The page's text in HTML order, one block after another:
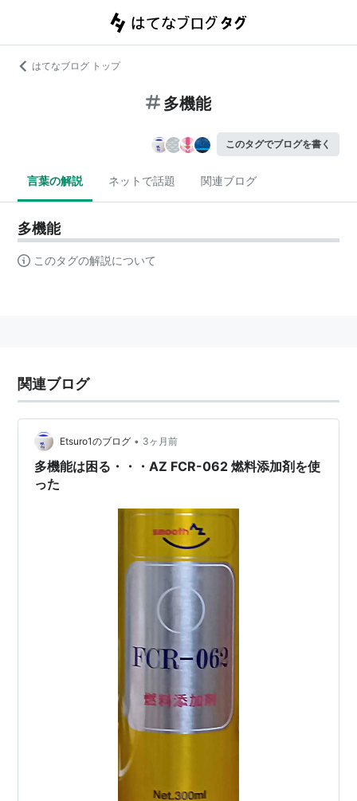
はてなブログ トップ
多機能
このタグでブログを書く
言葉の解説 ネットで話題 関連ブログ
多機能
このタグの解説について
関連ブログ
Etsuro1のブログ • 3ヶ月前
多機能は困る・・・AZ FCR-062 燃料添加剤を使
った